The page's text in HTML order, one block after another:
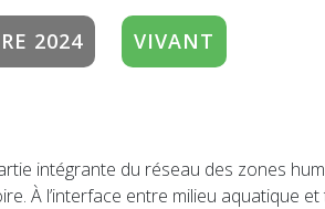
2024 VIVANT
intégrante du réseau des zones
À l’interface entre milieu aquatique